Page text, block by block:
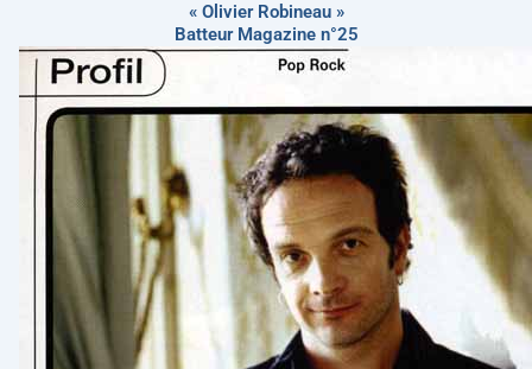
« Olivier Robineau »
Batteur Magazine n°25